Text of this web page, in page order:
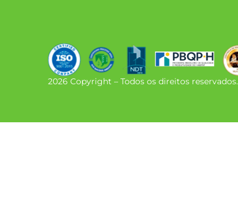
2026 Copyright – Todos os direitos reservados.